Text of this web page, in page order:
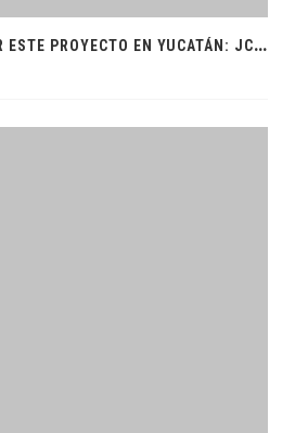
Q
UEREMOS ATERRIZAR ESTE PROYECTO EN YUCATÁN: JCRM